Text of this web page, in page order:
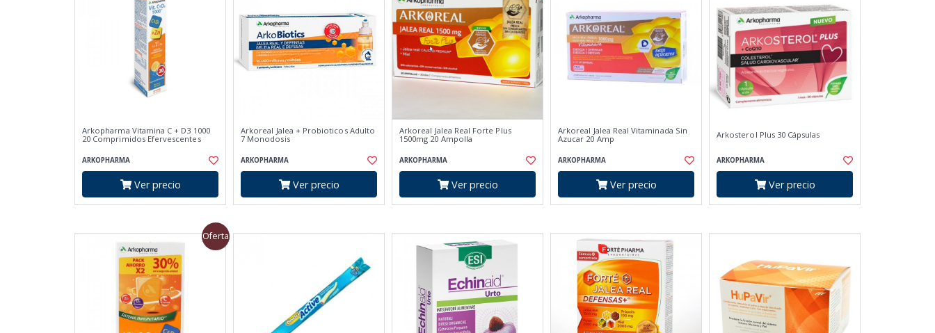
Arkopharma Vitamina C + D3 1000
20 Comprimidos Efervescentes
ARKOPHARMA
Ver precio
Arkoreal Jalea + Probioticos Adulto
7 Monodosis
ARKOPHARMA
Ver precio
Arkoreal Jalea Real Forte Plus
1500mg 20 Ampolla
ARKOPHARMA
Ver precio
Arkoreal Jalea Real Vitaminada Sin
Azucar 20 Amp
ARKOPHARMA
Ver precio
Arkosterol Plus 30 Cápsulas
ARKOPHARMA
Ver precio
Oferta